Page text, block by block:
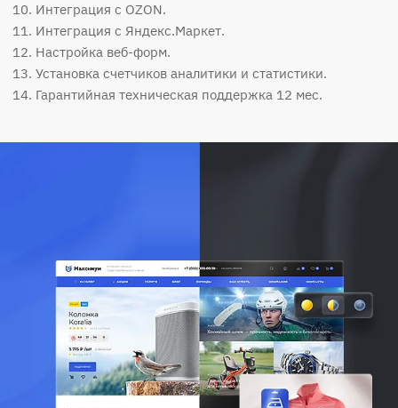
Интеграция с OZON.
Интеграция с Яндекс.Маркет.
Настройка веб-форм.
Установка счетчиков аналитики и статистики.
Гарантийная техническая поддержка 12 мес.